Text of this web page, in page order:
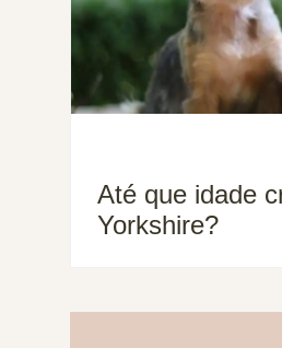
Até que idade
Yorkshire?